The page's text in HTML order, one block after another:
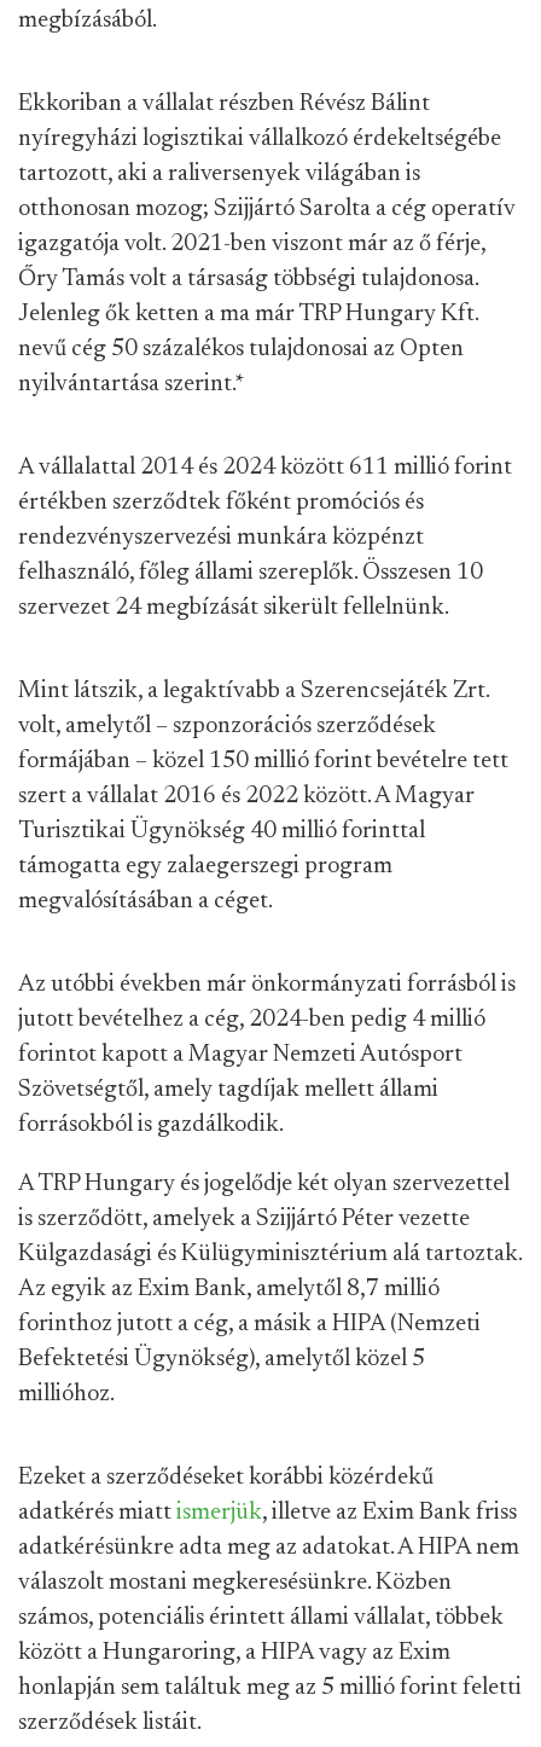
megbízásából.
Ekkoriban a vállalat részben Révész Bálint
nyíregyházi logisztikai vállalkozó érdekeltségébe
tartozott, aki a raliversenyek világában is
otthonosan mozog; Szijjártó Sarolta a cég operatív
igazgatója volt. 2021-ben viszont már az ő férje,
Őry Tamás volt a társaság többségi tulajdonosa.
Jelenleg ők ketten a ma már TRP Hungary Kft.
nevű cég 50 százalékos tulajdonosai az Opten
nyilvántartása szerint.*
A vállalattal 2014 és 2024 között 611 millió forint
értékben szerződtek főként promóciós és
rendezvényszervezési munkára közpénzt
felhasználó, főleg állami szereplők. Összesen 10
szervezet 24 megbízását sikerült fellelnünk.
Mint látszik, a legaktívabb a Szerencsejáték Zrt.
volt, amelytől – szponzorációs szerződések
formájában – közel 150 millió forint bevételre tett
szert a vállalat 2016 és 2022 között. A Magyar
Turisztikai Ügynökség 40 millió forinttal
támogatta egy zalaegerszegi program
megvalósításában a céget.
Az utóbbi években már önkormányzati forrásból is
jutott bevételhez a cég, 2024-ben pedig 4 millió
forintot kapott a Magyar Nemzeti Autósport
Szövetségtől, amely tagdíjak mellett állami
forrásokból is gazdálkodik.
A TRP Hungary és jogelődje két olyan szervezettel
is szerződött, amelyek a Szijjártó Péter vezette
Külgazdasági és Külügyminisztérium alá tartoztak.
Az egyik az Exim Bank, amelytől 8,7 millió
forinthoz jutott a cég, a másik a HIPA (Nemzeti
Befektetési Ügynökség), amelytől közel 5
millióhoz.
Ezeket a szerződéseket korábbi közérdekű
adatkérés miatt ismerjük, illetve az Exim Bank friss
adatkérésünkre adta meg az adatokat. A HIPA nem
válaszolt mostani megkeresésünkre. Közben
számos, potenciális érintett állami vállalat, többek
között a Hungaroring, a HIPA vagy az Exim
honlapján sem találtuk meg az 5 millió forint feletti
szerződések listáit.